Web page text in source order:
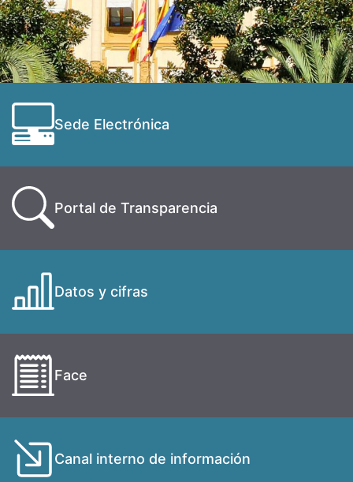
Sede Electrónica
Portal de Transparencia
Datos y cifras
Face
Canal interno de información